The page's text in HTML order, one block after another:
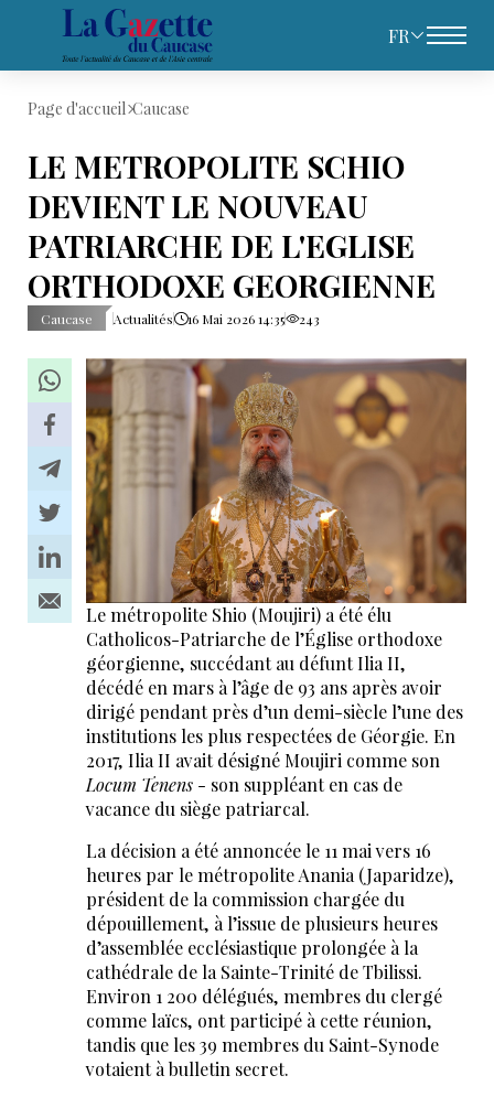
FR
Page d'accueil Caucase
LE METROPOLITE SCHIO
DEVIENT LE NOUVEAU
PATRIARCHE DE L'EGLISE
ORTHODOXE GEORGIENNE
Caucase Actualités 16 Mai 2026 14:35 243
Le métropolite Shio (Moujiri) a été élu
Catholicos-Patriarche de l’Église orthodoxe
géorgienne, succédant au défunt Ilia II,
décédé en mars à l’âge de 93 ans après avoir
dirigé pendant près d’un demi-siècle l’une des
institutions les plus respectées de Géorgie. En
2017, Ilia II avait désigné Moujiri comme son
Locum Tenens- son suppléant en cas de
vacance du siège patriarcal.
La décision a été annoncée le 11 mai vers 16
heures par le métropolite Anania (Japaridze),
président de la commission chargée du
dépouillement, à l’issue de plusieurs heures
d’assemblée ecclésiastique prolongée à la
cathédrale de la Sainte-Trinité de Tbilissi.
Environ 1 200 délégués, membres du clergé
comme laïcs, ont participé à cette réunion,
tandis que les 39 membres du Saint-Synode
votaient à bulletin secret.